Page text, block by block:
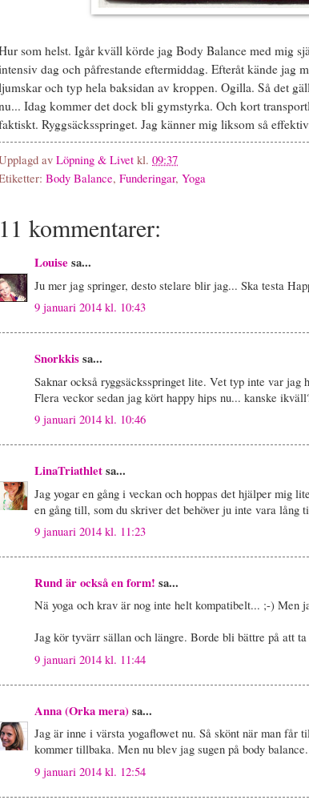
som helst. Igår kväll körde jag Body Balance med mig
dag och påfrestande eftermiddag. Efteråt kände jag
och typ hela baksidan av kroppen. Ogilla. Så det
Idag kommer det dock bli gymstyrka. Och kort
Ryggsäcksspringet. Jag känner mig liksom så
avLöpning & Livet kl. 09:37
Body Balance, Funderingar, Yoga
11 kommentarer:
Louise sa...
Ju mer jag springer, desto stelare blir jag... Ska testa
9 januari 2014 kl. 10:43
Snorkkissa...
Saknar också ryggsäcksspringet lite. Vet typ inte var jag
Flera veckor sedan jag kört happy hips nu... kanske
9 januari 2014 kl. 10:46
LinaTriathletsa...
Jag yogar en gång i veckan och hoppas det hjälper mig
en gång till, som du skriver det behöver ju inte vara lång
9 januari 2014 kl. 11:23
Rund är också en form! sa...
Nä yoga och krav är nog inte helt kompatibelt... ;-) Men
Jag kör tyvärr sällan och längre. Borde bli bättre på att
9 januari 2014 kl. 11:44
Anna (Orka mera)sa...
Jag är inne i värsta yogaflowet nu. Så skönt när man får
kommer tillbaka. Men nu blev jag sugen på body
9 januari 2014 kl. 12:54